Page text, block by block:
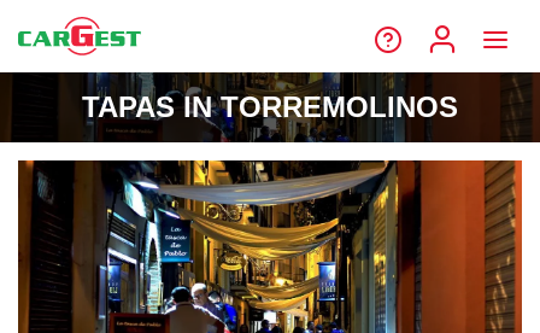
TAPAS IN TORREMOLINOS